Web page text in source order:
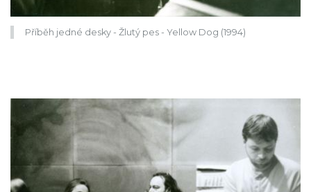
Příběh jedné desky - Žlutý pes - Yellow Dog (1994)